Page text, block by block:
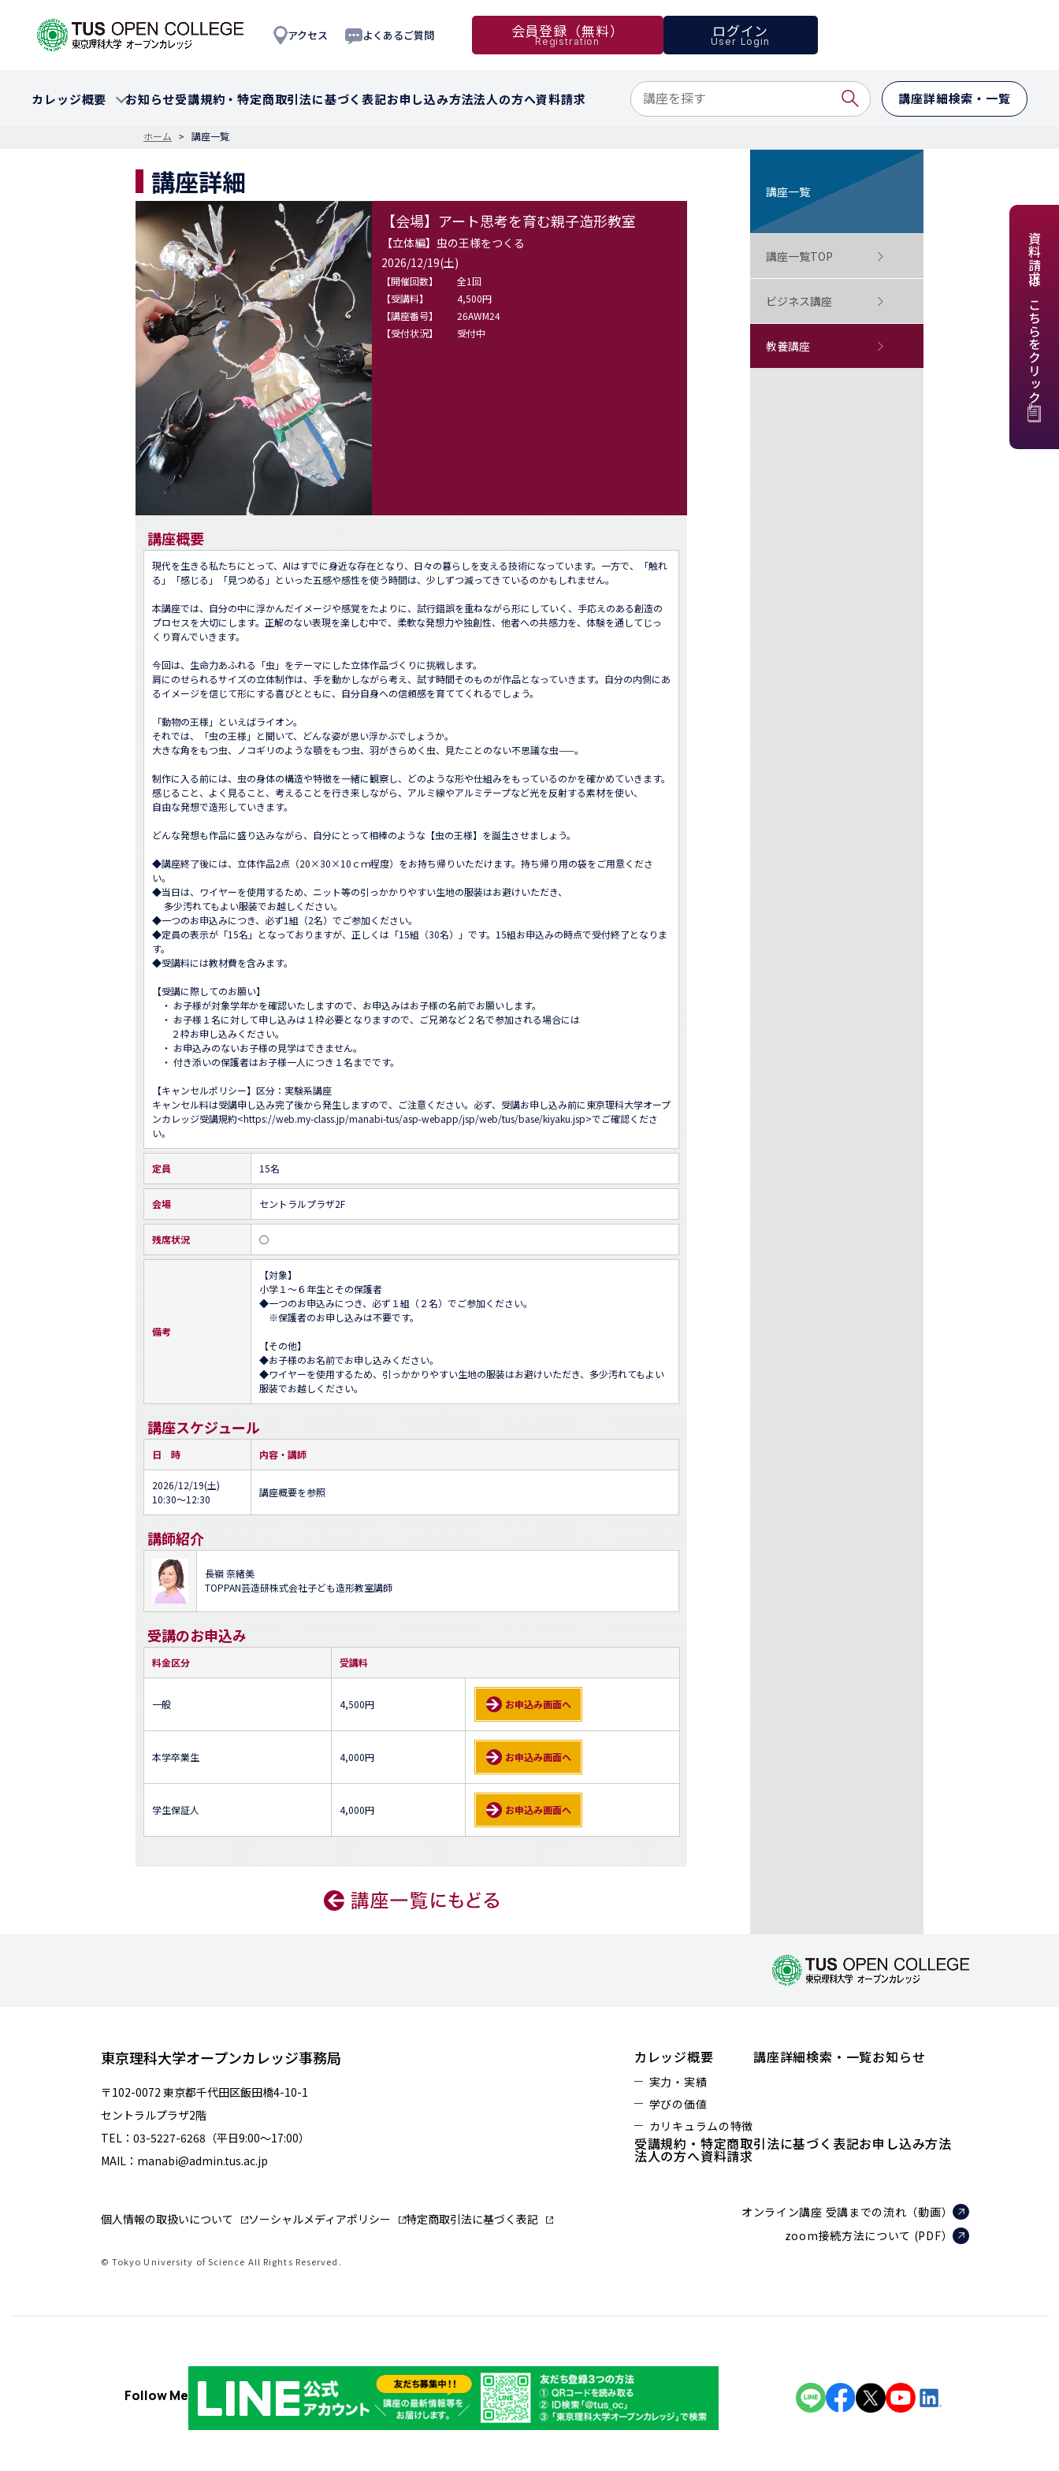
アクセス よくあるご質問 会員登録（無料）
Registration
ログイン
User Login
カレッジ概要 お知らせ受講規約・特定商取引法に基づく表記お申し込み方法法人の方へ資料請求 講座詳細検索・一覧
資料請求はこちらをクリック
ホーム 講座一覧
講座詳細
【会場】アート思考を育む親子造形教室
【立体編】虫の王様をつくる
2026/12/19(土)
【開催回数】
全1回
【受講料】
4,500円
【講座番号】
26AWM24
【受付状況】
受付中
講座概要
現代を生きる私たちにとって、AIはすでに身近な存在となり、日々の暮らしを支える技術になっています。一方で、「触れ
る」「感じる」「見つめる」といった五感や感性を使う時間は、少しずつ減ってきているのかもしれません。
本講座では、自分の中に浮かんだイメージや感覚をたよりに、試行錯誤を重ねながら形にしていく、手応えのある創造の
プロセスを大切にします。正解のない表現を楽しむ中で、柔軟な発想力や独創性、他者への共感力を、体験を通してじっ
くり育んでいきます。
今回は、生命力あふれる「虫」をテーマにした立体作品づくりに挑戦します。
肩にのせられるサイズの立体制作は、手を動かしながら考え、試す時間そのものが作品となっていきます。自分の内側にあ
るイメージを信じて形にする喜びとともに、自分自身への信頼感を育ててくれるでしょう。
「動物の王様」といえばライオン。
それでは、「虫の王様」と聞いて、どんな姿が思い浮かぶでしょうか。
大きな角をもつ虫、ノコギリのような顎をもつ虫、羽がきらめく虫、見たことのない不思議な虫——。
制作に入る前には、虫の身体の構造や特徴を一緒に観察し、どのような形や仕組みをもっているのかを確かめていきます。
感じること、よく見ること、考えることを行き来しながら、アルミ線やアルミテープなど光を反射する素材を使い、
自由な発想で造形していきます。
どんな発想も作品に盛り込みながら、自分にとって相棒のような【虫の王様】を誕生させましょう。
◆講座終了後には、立体作品2点（20×30×10ｃｍ程度）をお持ち帰りいただけます。持ち帰り用の袋をご用意くださ
い。
◆当日は、ワイヤーを使用するため、ニット等の引っかかりやすい生地の服装はお避けいただき、
多少汚れてもよい服装でお越しください。
◆一つのお申込みにつき、必ず1組（2名）でご参加ください。
◆定員の表示が「15名」となっておりますが、正しくは「15組（30名）」です。15組お申込みの時点で受付終了となりま
す。
◆受講料には教材費を含みます。
【受講に際してのお願い】
・ お子様が対象学年かを確認いたしますので、お申込みはお子様の名前でお願いします。
・ お子様１名に対して申し込みは１枠必要となりますので、ご兄弟など２名で参加される場合には
２枠お申し込みください。
・ お申込みのないお子様の見学はできません。
・ 付き添いの保護者はお子様一人につき１名までです。
【キャンセルポリシー】区分：実験系講座
キャンセル料は受講申し込み完了後から発生しますので、ご注意ください。必ず、受講お申し込み前に東京理科大学オープ
ンカレッジ受講規約<https://web.my-class.jp/manabi-tus/asp-webapp/jsp/web/tus/base/kiyaku.jsp>でご確認くださ
い。
定員 15名
会場 セントラルプラザ2F
残席状況 ○
備考
【対象】
小学１～６年生とその保護者
◆一つのお申込みにつき、必ず１組（２名）でご参加ください。
※保護者のお申し込みは不要です。
【その他】
◆お子様のお名前でお申し込みください。
◆ワイヤーを使用するため、引っかかりやすい生地の服装はお避けいただき、多少汚れてもよい
服装でお越しください。
講座スケジュール
日 時 内容・講師
2026/12/19(土)
10:30～12:30
講座概要を参照
講師紹介
長嶺 奈緒美
TOPPAN芸造研株式会社子ども造形教室講師
受講のお申込み
料金区分 受講料
一般 4,500円 お申込み画面へ
本学卒業生 4,000円 お申込み画面へ
学生保証人 4,000円 お申込み画面へ
講座一覧
講座一覧TOP
ビジネス講座
教養講座
東京理科大学オープンカレッジ事務局
〒102-0072 東京都千代田区飯田橋4-10-1
セントラルプラザ2階
TEL：03-5227-6268（平日9:00～17:00）
MAIL：manabi@admin.tus.ac.jp
個人情報の取扱いについて ソーシャルメディアポリシー 特定商取引法に基づく表記
© Tokyo University of Science All Rights Reserved.
カレッジ概要
実力・実績
学びの価値
カリキュラムの特徴
講座詳細検索・一覧お知らせ
受講規約・特定商取引法に基づく表記お申し込み方法
法人の方へ資料請求
オンライン講座 受講までの流れ（動画）
zoom接続方法について (PDF）
Follow Me